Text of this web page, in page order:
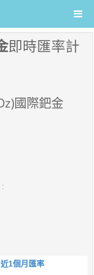
即時匯率計
國際鈀金
1個月匯率